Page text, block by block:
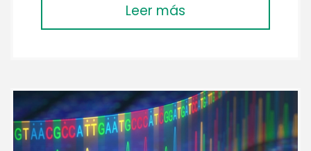
Leer más